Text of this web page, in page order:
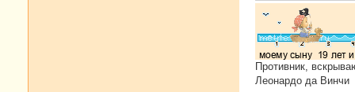
Противник,
Леонардо да Винчи